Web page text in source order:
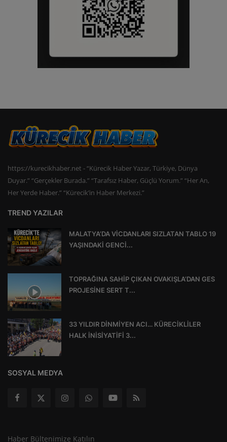
https://kurecikhaber.net - “Kürecik Haber Yazar, Türkiye, Dünya
Duyar.” “Gerçekler Burada.” “Tarafsız Haber, Güçlü Yorum.” “Her An,
Her Yerde Haber.” “Kürecik’in Haber Merkezi.”
TREND YAZILAR
MALATYA’DA VİCDANLARI SIZLATAN TABLO 19
YAŞINDAKİ GENCİ...
TOPRAĞINA SAHİP ÇIKAN OVAKIŞLA’DAN GES
PROJESİNE SERT T...
33 YILDIR DİNMİYEN ACI… KÜRECİKLİLER
HALK İNİSİYATİFİ 3...
SOSYAL MEDYA
Haber Bültenimize Katılın